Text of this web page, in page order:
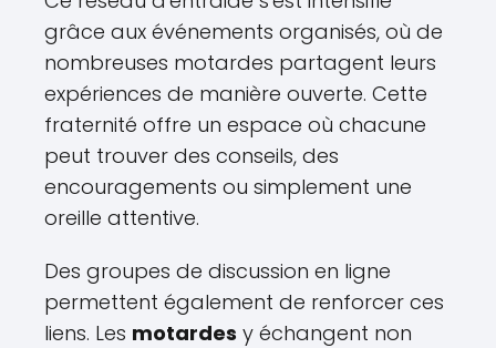
grâce aux événements organisés, où de
nombreuses motardes partagent leurs
expériences de manière ouverte. Cette
fraternité offre un espace où chacune
peut trouver des conseils, des
encouragements ou simplement une
oreille attentive.
Des groupes de discussion en ligne
permettent également de renforcer ces
liens. Les motardes y échangent non